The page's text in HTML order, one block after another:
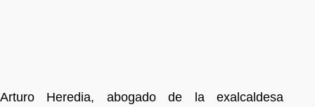
Arturo Heredia, abogado de la exalcaldesa